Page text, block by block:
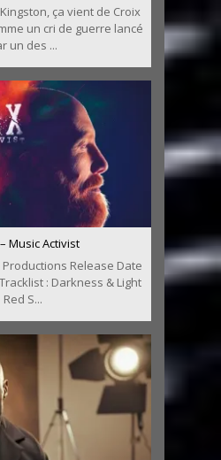
ça vient de Croix
un cri de guerre lancé
un des ...
Music Activist
Release Date
: Darkness & Light
Red S...